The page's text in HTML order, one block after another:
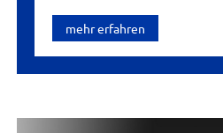
mehr erfahren